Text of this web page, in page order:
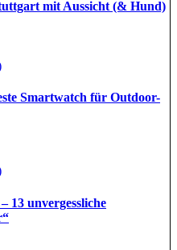
mit Aussicht (& Hund)
Smartwatch für Outdoor-
13 unvergessliche